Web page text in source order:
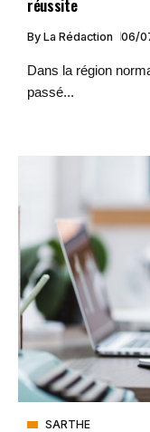
réussite
By La Rédaction 06/
Dans la région
passé...
SARTHE